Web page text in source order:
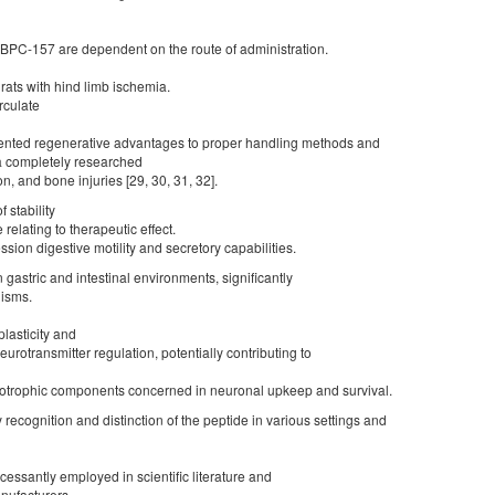
157 are dependent on the route of administration.
with hind limb ischemia.
regenerative advantages to proper handling methods and
completely researched
and bone injuries [29, 30, 31, 32].
stability
to therapeutic effect.
digestive motility and secretory capabilities.
and intestinal environments, significantly
and
regulation, potentially contributing to
components concerned in neuronal upkeep and survival.
and distinction of the peptide in various settings and
employed in scientific literature and